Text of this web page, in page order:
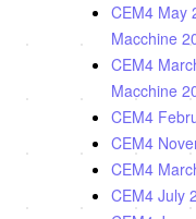
CEM4 May
Macchine
CEM4
Macchine
CEM4
CEM4
CEM4
CEM4 July